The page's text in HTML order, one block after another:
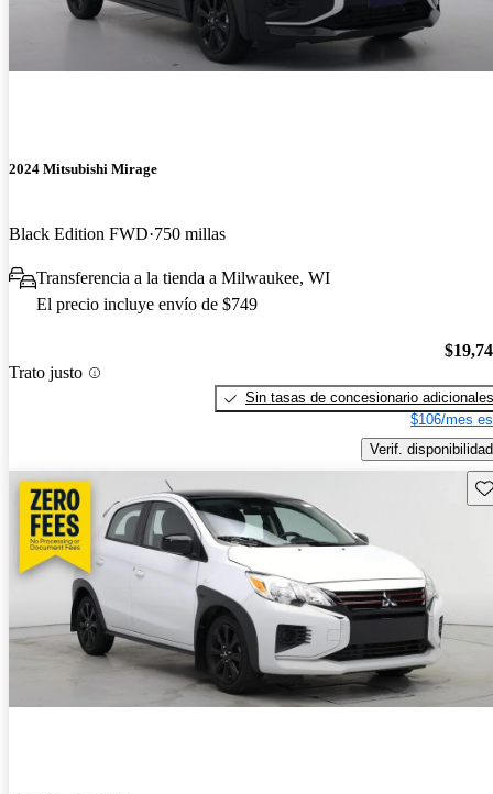
2024 Mitsubishi Mirage
Black Edition FWD 750 millas
Transferencia a la tienda a Milwaukee, WI
El precio incluye envío de $749
Trato justo
Sin tasas de concesionario adicionales
$106/mes
Verif. disponibilidad